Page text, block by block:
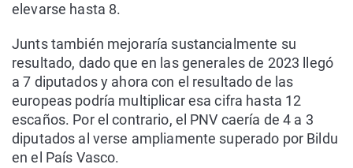
elevarse hasta 8.
Junts también mejoraría sustancialmente su
resultado, dado que en las generales de 2023 llegó
a 7 diputados y ahora con el resultado de las
europeas podría multiplicar esa cifra hasta 12
escaños. Por el contrario, el PNV caería de 4 a 3
diputados al verse ampliamente superado por Bildu
en el País Vasco.